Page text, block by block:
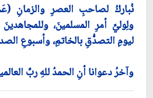
نُباركُ لصاحبِ العصرِ والزمانِ
ولِوليِّ أمرِ المسلمينَ،
ليومِ التصدُّقِ بالخاتمِ، وأسبوعِ
وآخرُ دعوانا أنِ الحمدُ للهِ ربِّ